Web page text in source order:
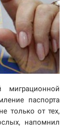
миграционной
паспорта
только от тех,
напомнил